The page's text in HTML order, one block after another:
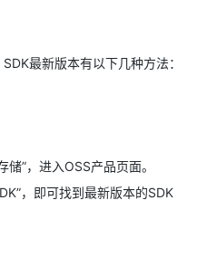
最新版本有以下几种方法：
储”，进入OSS产品页面。
，即可找到最新版本的SDK